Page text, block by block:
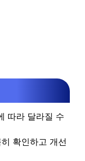
따라 달라질 수
확인하고 개선